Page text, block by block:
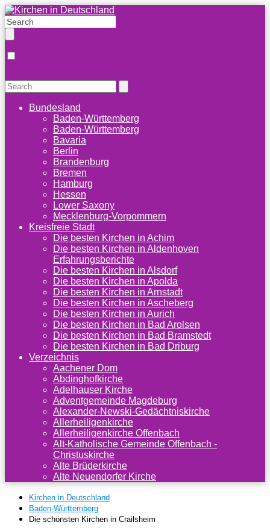
Bundesland
Baden-Württemberg
Baden-Württemberg
Bavaria
Berlin
Brandenburg
Bremen
Hamburg
Hessen
Lower Saxony
Mecklenburg-Vorpommern
Kreisfreie Stadt
Die besten Kirchen in Achim
Die besten Kirchen in Aldenhoven
Erfahrungsberichte
Die besten Kirchen in Alsdorf
Die besten Kirchen in Apolda
Die besten Kirchen in Arnstadt
Die besten Kirchen in Ascheberg
Die besten Kirchen in Aurich
Die besten Kirchen in Bad Arolsen
Die besten Kirchen in Bad Bramstedt
Die besten Kirchen in Bad Driburg
Verzeichnis
Aachener Dom
Abdinghofkirche
Adelhauser Kirche
Adventgemeinde Magdeburg
Alexander-Newski-Gedächtniskirche
Allerheiligenkirche
Allerheiligenkirche Offenbach
Alt-Katholische Gemeinde Offenbach -
Christuskirche
Alte Brüderkirche
Alte Neuendorfer Kirche
Kirchen in Deutschland
Baden-Württemberg
Die schönsten Kirchen in Crailsheim